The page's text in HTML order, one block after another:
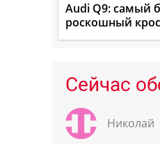
Audi Q9: самый
роскошный
Сейчас
Николай